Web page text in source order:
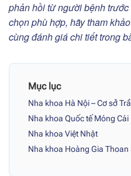
phản hồi từ người bệnh
chọn phù hợp, hãy tham
cùng đánh giá chi tiết trong
Mục lục
Nha khoa Hà Nội – Cơ sở
Nha khoa Quốc tế Móng Cái
Nha khoa Việt Nhật
Nha khoa Hoàng Gia Thoan